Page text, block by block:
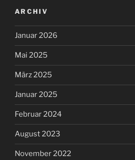
ARCHIV
Januar 2026
Mai 2025
März 2025
Januar 2025
Februar 2024
August 2023
November 2022